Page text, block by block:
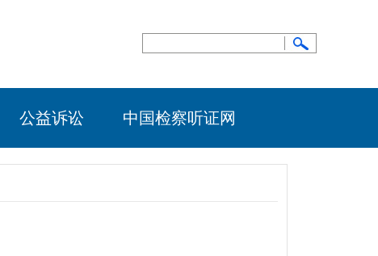
公益诉讼 中国检察听证网